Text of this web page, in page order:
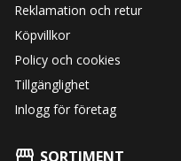
Reklamation och retur
Köpvillkor
Policy och cookies
Tillgänglighet
Inlogg för företag
SORTIMENT